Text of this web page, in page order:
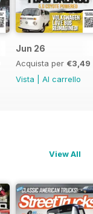
Jun 26
Acquista per €3,49
Vista
Al carrello
View All